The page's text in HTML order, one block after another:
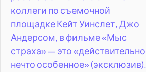
коллеги по съемочной
площадке Кейт Уинслет, Джо
Андерсом, в фильме «Мыс
страха» — это «действительно
нечто особенное» (эксклюзив).